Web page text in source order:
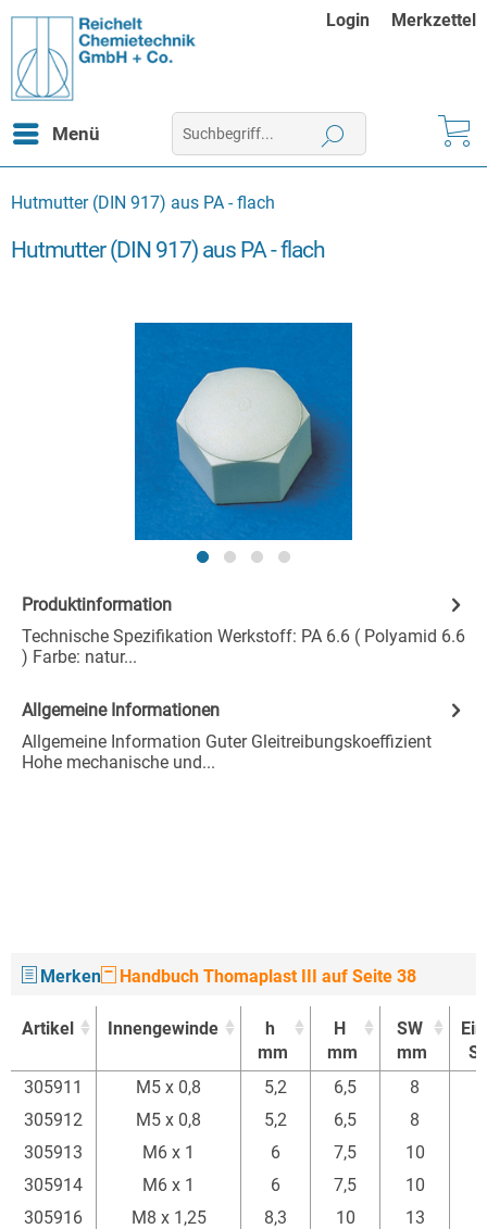
Login Merkzettel
Menü
Hutmutter (DIN 917) aus PA - flach
Hutmutter (DIN 917) aus PA - flach
Produktinformation
Technische Spezifikation Werkstoff: PA 6.6 ( Polyamid 6.6
) Farbe: natur...
Allgemeine Informationen
Allgemeine Information Guter Gleitreibungskoeffizient
Hohe mechanische und...
Merken Handbuch Thomaplast III auf Seite 38
Artikel Innengewinde
h
mm
H
mm
SW
mm
Artikel
Innengewinde
h
H
SW
305911 M5 x 0,8 5,2 6,5 8
305912
M5 x 0,8 5,2 6,5 8
305913
M6 x 1 6 7,5 10
305914
M6 x 1 6 7,5 10
305916
M8 x 1,25 8,3 10 13